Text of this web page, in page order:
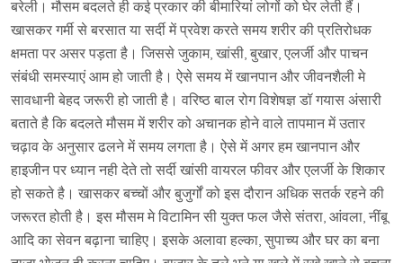
बरेली। मौसम बदलते ही कई प्रकार की बीमारियां लोगों को घेर लेती हैं।
खासकर गर्मी से बरसात या सर्दी में प्रवेश करते समय शरीर की प्रतिरोधक
क्षमता पर असर पड़ता है। जिससे जुकाम, खांसी, बुखार, एलर्जी और पाचन
संबंधी समस्याएं आम हो जाती है। ऐसे समय में खानपान और जीवनशैली मे
सावधानी बेहद जरूरी हो जाती है। वरिष्ठ बाल रोग विशेषज्ञ डॉ गयास अंसारी
बताते है कि बदलते मौसम में शरीर को अचानक होने वाले तापमान में उतार
चढ़ाव के अनुसार ढलने में समय लगता है। ऐसे में अगर हम खानपान और
हाइजीन पर ध्यान नही देते तो सर्दी खांसी वायरल फीवर और एलर्जी के शिकार
हो सकते है। खासकर बच्चों और बुजुर्गों को इस दौरान अधिक सतर्क रहने की
जरूरत होती है। इस मौसम मे विटामिन सी युक्त फल जैसे संतरा, आंवला, नींबू
आदि का सेवन बढ़ाना चाहिए। इसके अलावा हल्का, सुपाच्य और घर का बना